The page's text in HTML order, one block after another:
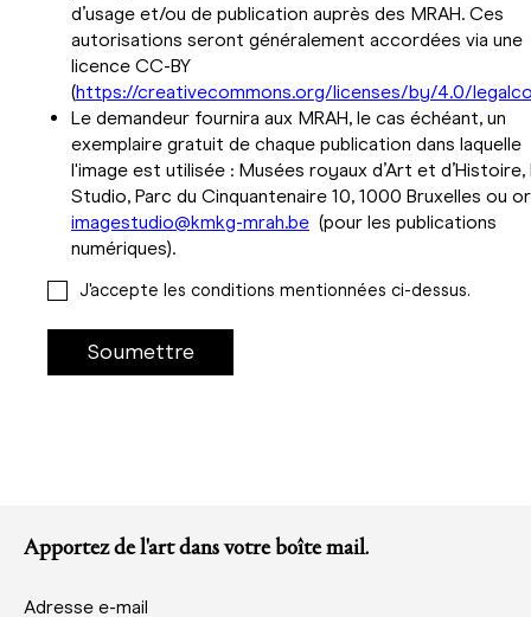
d’usage et/ou de publication auprès des MRAH. Ces
autorisations seront généralement accordées via une
licence CC-BY
(https://creativecommons.org/licenses/by/4.0/
Le demandeur fournira aux MRAH, le cas échéant, un
exemplaire gratuit de chaque publication dans laquelle
l'image est utilisée : Musées royaux d’Art et d’Histoire,
Studio, Parc du Cinquantenaire 10, 1000 Bruxelles ou or
imagestudio@kmkg-mrah.be (pour les publications
numériques).
J'accepte les conditions mentionnées ci-dessus.
Apportez de l'art dans votre boîte mail.
Adresse e-mail